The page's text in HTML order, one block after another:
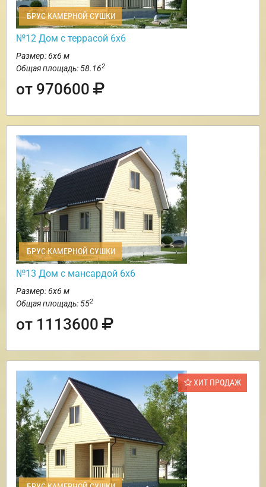
БРУС КАМЕРНОЙ СУШКИ
№12 Дом с террасой 6х6
Размер: 6х6 м
Общая площадь: 58.162
от 970600
БРУС КАМЕРНОЙ СУШКИ
№13 Дом с мансардой 6х6
Размер: 6х6 м
Общая площадь: 552
от 1113600
ХИТ ПРОДАЖ